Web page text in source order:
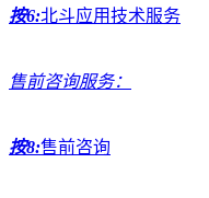
按6:北斗应用技术服务
售前咨询服务：
按8:售前咨询